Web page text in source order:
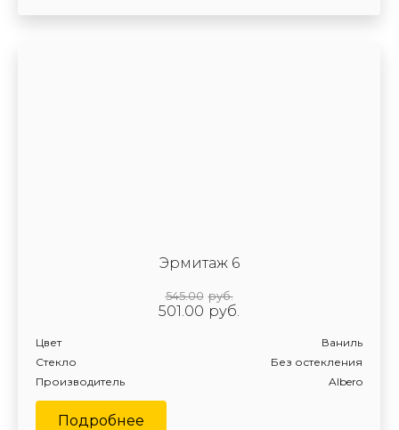
Эрмитаж 6
руб.
545.00
руб.
501.00
Цвет Ваниль
Производитель Albero
Стекло Без остекления
Подробнее